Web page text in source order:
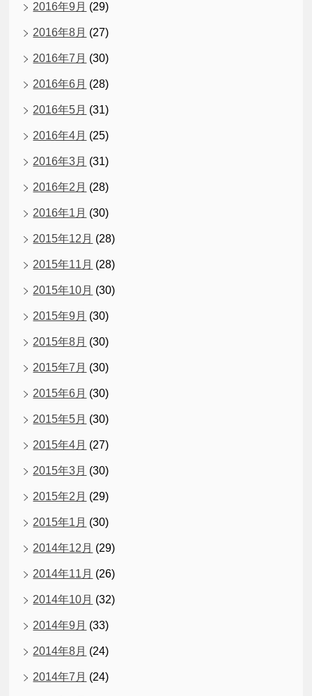
2016年9月 (29)
2016年8月 (27)
2016年7月 (30)
2016年6月 (28)
2016年5月 (31)
2016年4月 (25)
2016年3月 (31)
2016年2月 (28)
2016年1月 (30)
2015年12月 (28)
2015年11月 (28)
2015年10月 (30)
2015年9月 (30)
2015年8月 (30)
2015年7月 (30)
2015年6月 (30)
2015年5月 (30)
2015年4月 (27)
2015年3月 (30)
2015年2月 (29)
2015年1月 (30)
2014年12月 (29)
2014年11月 (26)
2014年10月 (32)
2014年9月 (33)
2014年8月 (24)
2014年7月 (24)